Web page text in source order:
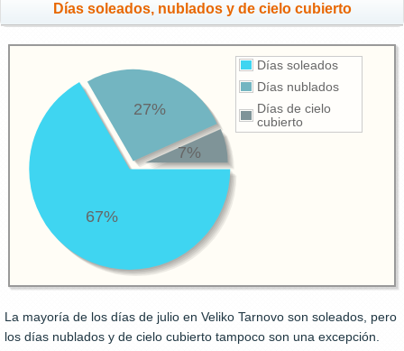
Días soleados, nublados y de cielo cubierto
Días soleados
Días nublados
Días de cielo
cubierto
67%
27%
7%
La mayoría de los días de julio en Veliko Tarnovo son soleados, pero
los días nublados y de cielo cubierto tampoco son una excepción.